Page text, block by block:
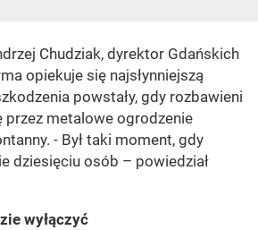
Chudziak, dyrektor Gdańskich
opiekuje się najsłynniejszą
powstały, gdy rozbawieni
przez metalowe ogrodzenie
- Był taki moment, gdy
dziesięciu osób – powiedział
wyłączyć